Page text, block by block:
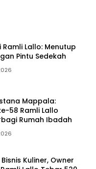
Lallo: Menutup
Pintu Sedekah
Mappala:
58 Ramli Lallo
Rumah Ibadah
Kuliner, Owner